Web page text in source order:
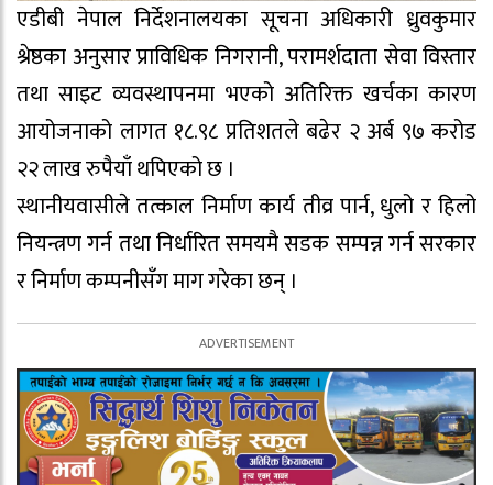
एडीबी नेपाल निर्देशनालयका सूचना अधिकारी ध्रुवकुमार
श्रेष्ठका अनुसार प्राविधिक निगरानी, परामर्शदाता सेवा विस्तार
तथा साइट व्यवस्थापनमा भएको अतिरिक्त खर्चका कारण
आयोजनाको लागत १८.९८ प्रतिशतले बढेर २ अर्ब ९७ करोड
२२ लाख रुपैयाँ थपिएको छ ।
स्थानीयवासीले तत्काल निर्माण कार्य तीव्र पार्न, धुलो र हिलो
नियन्त्रण गर्न तथा निर्धारित समयमै सडक सम्पन्न गर्न सरकार
र निर्माण कम्पनीसँग माग गरेका छन् ।